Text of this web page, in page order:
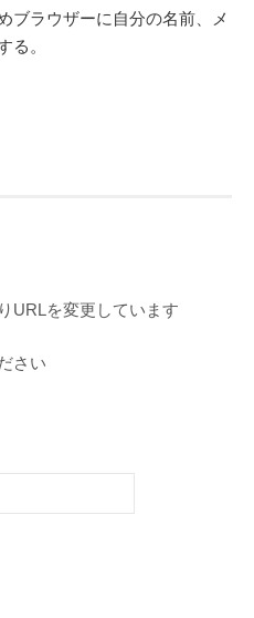
ブラウザーに自分の名前、メ
る。
URLを変更しています
さい